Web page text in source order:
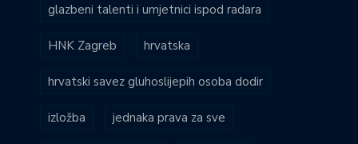
glazbeni talenti i umjetnici ispod radara
HNK Zagreb hrvatska
hrvatski savez gluhoslijepih osoba dodir
izložba jednaka prava za sve